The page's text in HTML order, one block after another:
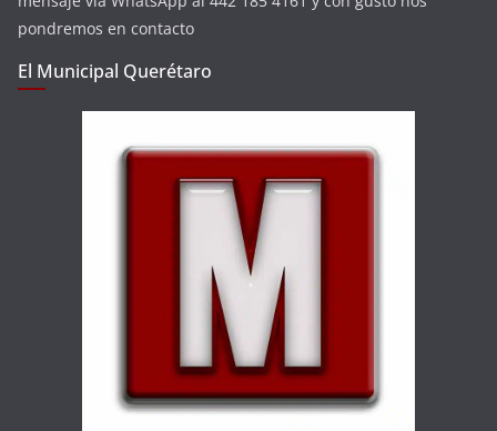
pondremos en contacto
El Municipal Querétaro